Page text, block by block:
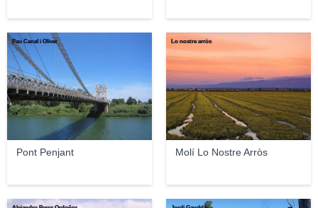
Pont Penjant
Pau Canal i Oliver
Molí Lo Nostre Arròs
Lo nostre arròs